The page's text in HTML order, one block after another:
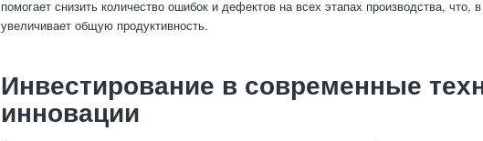
помогает снизить количество ошибок и дефектов на всех этапах производства, что,
увеличивает общую продуктивность.
Инвестирование в современные
инновации